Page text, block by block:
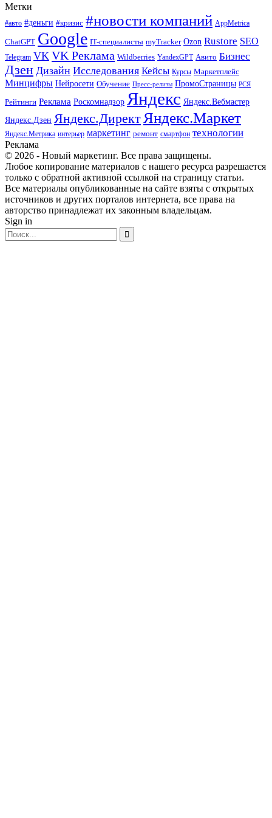
Метки
#авто #деньги #кризис #новости компаний AppMetrica
ChatGPT Google IT-специалисты myTracker Ozon Rustore SEO
Telegram VK VK Реклама Wildberries YandexGPT Авито Бизнес
Дзен Дизайн Исследования Кейсы Курсы Маркетплейс
Минцифры Нейросети Обучение Пресс-релизы ПромоСтраницы РСЯ
Рейтинги Реклама Роскомнадзор Яндекс Яндекс.Вебмастер
Яндекс.Дзен Яндекс.ДиректЯндекс.Маркет
Яндекс.Метрика интерьер маркетинг ремонт смартфон технологии
Реклама
© 2026 - Новый маркетинг. Все права защищены.
Любое копирование материалов с нашего ресурса разрешается
только с обратной активной ссылкой на страницу статьи.
Все материалы опубликованные на сайте взяты с открытых
источников и других порталов интернета, все права на
авторство принадлежат их законным владельцам.
Sign in